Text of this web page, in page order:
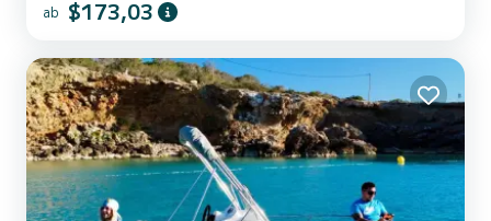
bieten wir vor Ihrem Erlebnis eine Bootseinweisung an, sodass Sie
ab $173,03